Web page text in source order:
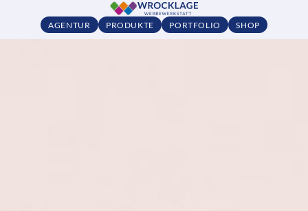
AGENTUR PRODUKTE PORTFOLIO SHOP